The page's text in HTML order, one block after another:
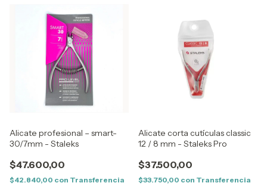
Alicate profesional – smart-
30/7mm - Staleks
$47.600,00
$42.840,00 con Transferencia
Alicate corta cutículas classic
12 / 8 mm - Staleks Pro
$37.500,00
$33.750,00 con Transferencia